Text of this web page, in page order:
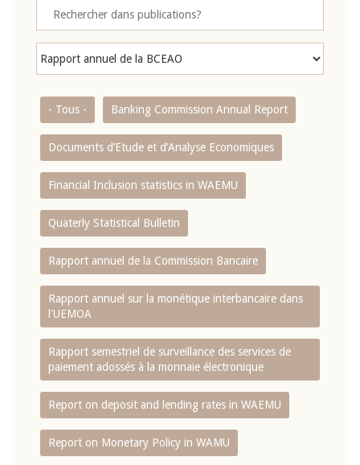
- Tous - Banking Commission Annual Report
Documents d’Etude et d’Analyse Economiques
Financial Inclusion statistics in WAEMU
Quaterly Statistical Bulletin
Rapport annuel de la Commission Bancaire
Rapport annuel sur la monétique interbancaire dans
l'UEMOA
Rapport semestriel de surveillance des services de
paiement adossés à la monnaie électronique
Report on deposit and lending rates in WAEMU
Report on Monetary Policy in WAMU